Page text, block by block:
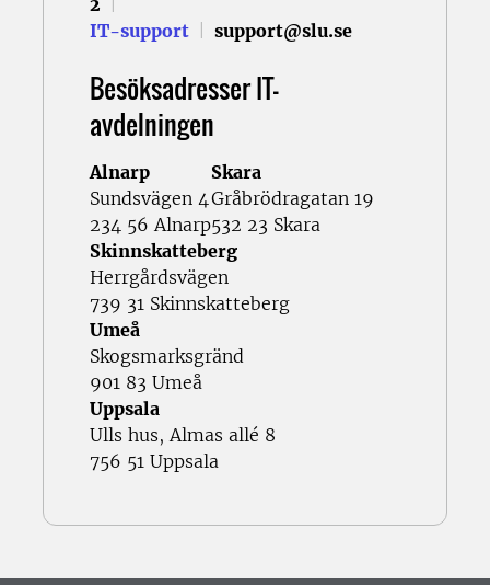
2
IT-support
support@slu.se
Besöksadresser IT-
avdelningen
Alnarp
Sundsvägen 4
234 56 Alnarp
Skara
Gråbrödragatan 19
532 23 Skara
Skinnskatteberg
Herrgårdsvägen
739 31 Skinnskatteberg
Umeå
Skogsmarksgränd
901 83 Umeå
Uppsala
Ulls hus, Almas allé 8
756 51 Uppsala